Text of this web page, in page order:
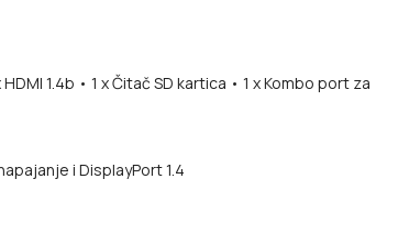
HDMI 1.4b • 1 x Čitač SD kartica • 1 x Kombo port za
i DisplayPort 1.4